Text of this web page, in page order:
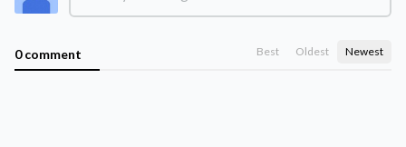
0 comment Best Oldest Newest